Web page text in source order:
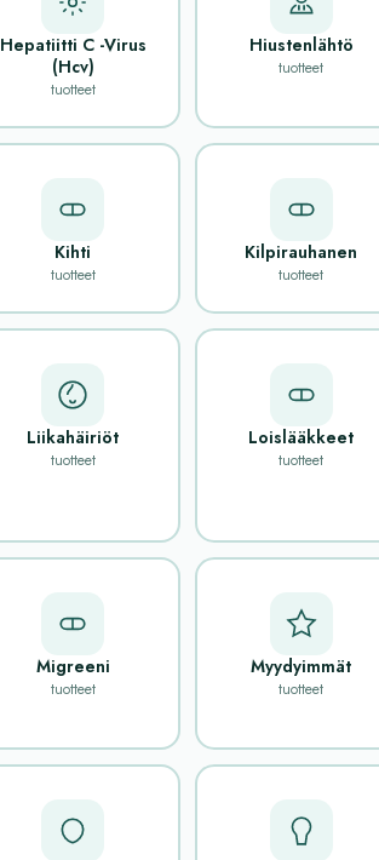
Hepatiitti C -Virus
(Hcv)
tuotteet
Hiustenlähtö
tuotteet
Kihti
tuotteet
Kilpirauhanen
tuotteet
Liikahäiriöt
tuotteet
Loislääkkeet
tuotteet
Migreeni
tuotteet
Myydyimmät
tuotteet